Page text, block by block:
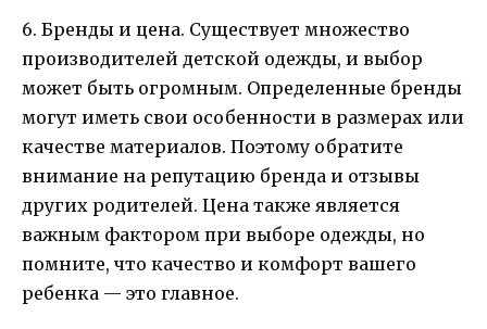
6. Бренды и цена. Существует множество
производителей детской одежды, и выбор
может быть огромным. Определенные бренды
могут иметь свои особенности в размерах или
качестве материалов. Поэтому обратите
внимание на репутацию бренда и отзывы
других родителей. Цена также является
важным фактором при выборе одежды, но
помните, что качество и комфорт вашего
ребенка — это главное.